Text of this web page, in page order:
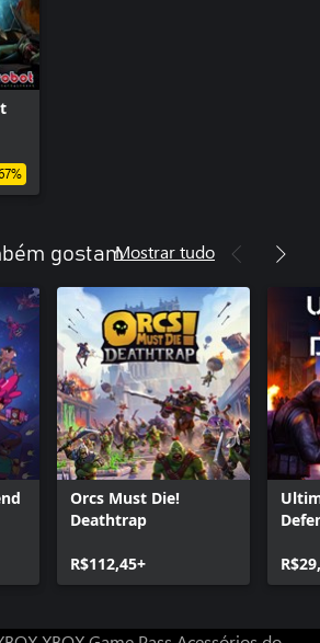
gostamMostrar tudo
Orcs Must Die!
Deathtrap
R$112,45+